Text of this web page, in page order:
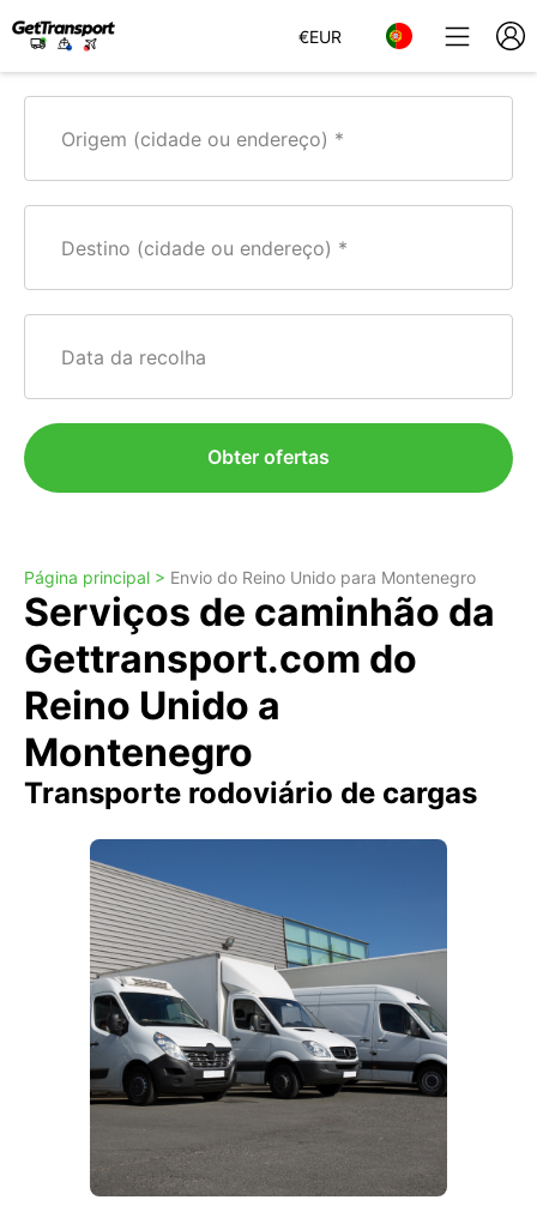
€EUR
Origem (cidade ou endereço)
Destino (cidade ou endereço)
Data da recolha
Obter ofertas
Página principal > Envio do Reino Unido para Montenegro
Serviços de caminhão da
Gettransport.com do
Reino Unido a
Montenegro
Transporte rodoviário de cargas